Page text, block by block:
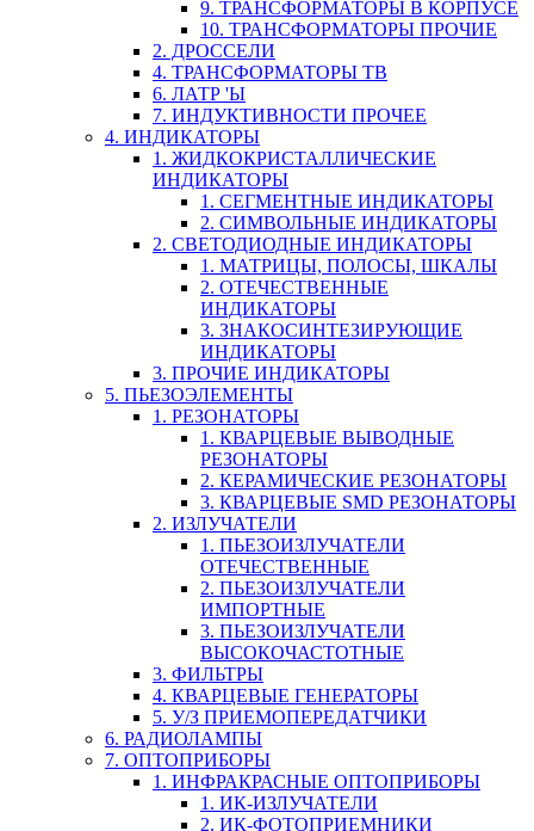
9. ТРАНСФОРМАТОРЫ В КОРПУСЕ
10. ТРАНСФОРМАТОРЫ ПРОЧИЕ
2. ДРОССЕЛИ
4. ТРАНСФОРМАТОРЫ ТВ
6. ЛАТР 'Ы
7. ИНДУКТИВНОСТИ ПРОЧЕЕ
4. ИНДИКАТОРЫ
1. ЖИДКОКРИСТАЛЛИЧЕСКИЕ
ИНДИКАТОРЫ
1. СЕГМЕНТНЫЕ ИНДИКАТОРЫ
2. СИМВОЛЬНЫЕ ИНДИКАТОРЫ
2. СВЕТОДИОДНЫЕ ИНДИКАТОРЫ
1. МАТРИЦЫ, ПОЛОСЫ, ШКАЛЫ
2. ОТЕЧЕСТВЕННЫЕ
ИНДИКАТОРЫ
3. ЗНАКОСИНТЕЗИРУЮЩИЕ
ИНДИКАТОРЫ
3. ПРОЧИЕ ИНДИКАТОРЫ
5. ПЬЕЗОЭЛЕМЕНТЫ
1. РЕЗОНАТОРЫ
1. КВАРЦЕВЫЕ ВЫВОДНЫЕ
РЕЗОНАТОРЫ
2. КЕРАМИЧЕСКИЕ РЕЗОНАТОРЫ
3. КВАРЦЕВЫЕ SMD РЕЗОНАТОРЫ
2. ИЗЛУЧАТЕЛИ
1. ПЬЕЗОИЗЛУЧАТЕЛИ
ОТЕЧЕСТВЕННЫЕ
2. ПЬЕЗОИЗЛУЧАТЕЛИ
ИМПОРТНЫЕ
3. ПЬЕЗОИЗЛУЧАТЕЛИ
ВЫСОКОЧАСТОТНЫЕ
3. ФИЛЬТРЫ
4. КВАРЦЕВЫЕ ГЕНЕРАТОРЫ
5. У/З ПРИЕМОПЕРЕДАТЧИКИ
6. РАДИОЛАМПЫ
7. ОПТОПРИБОРЫ
1. ИНФРАКРАСНЫЕ ОПТОПРИБОРЫ
1. ИК-ИЗЛУЧАТЕЛИ
2. ИК-ФОТОПРИЕМНИКИ